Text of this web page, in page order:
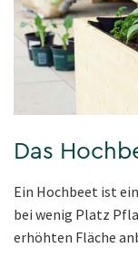
Das
Ein Hochbeet ist
bei wenig Platz
erhöhten Fläche